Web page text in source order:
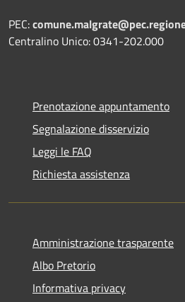
PEC:
Centralino Unico: 0341-202.000
Prenotazione appuntamento
Segnalazione disservizio
Leggi le FAQ
Richiesta assistenza
Amministrazione trasparente
Albo Pretorio
Informativa privacy